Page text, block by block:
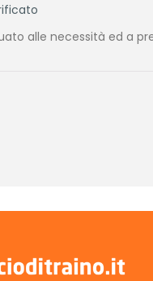
alle necessità ed a